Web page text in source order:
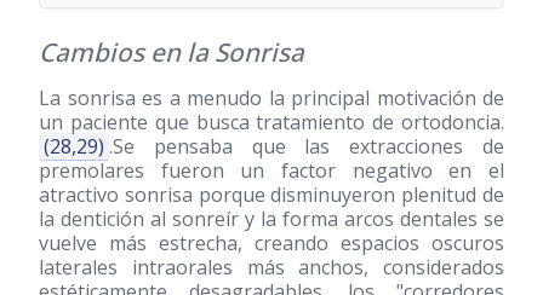
Cambios en la Sonrisa
La sonrisa es a menudo la principal motivación de
un paciente que busca tratamiento de ortodoncia.
(28,29) .Se pensaba que las extracciones de
premolares fueron un factor negativo en el
atractivo sonrisa porque disminuyeron plenitud de
la dentición al sonreír y la forma arcos dentales se
vuelve más estrecha, creando espacios oscuros
laterales intraorales más anchos, considerados